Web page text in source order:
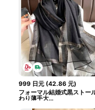
999 日元(42.86 元)
フォーマル結婚式黒ストー
わり薄手大...